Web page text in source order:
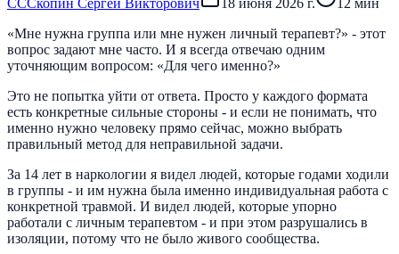
«Мне нужна группа или мне нужен личный терапевт?» - этот
вопрос задают мне часто. И я всегда отвечаю одним
уточняющим вопросом: «Для чего именно?»
Это не попытка уйти от ответа. Просто у каждого формата
есть конкретные сильные стороны - и если не понимать, что
именно нужно человеку прямо сейчас, можно выбрать
правильный метод для неправильной задачи.
За 14 лет в наркологии я видел людей, которые годами ходили
в группы - и им нужна была именно индивидуальная работа с
конкретной травмой. И видел людей, которые упорно
работали с личным терапевтом - и при этом разрушались в
изоляции, потому что не было живого сообщества.